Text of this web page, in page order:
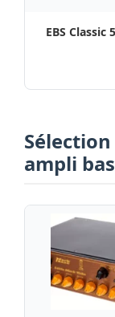
EBS Classic
ampli